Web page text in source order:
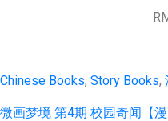
Chinese Books, Story Books,
微画梦境 第4期 校园奇闻【